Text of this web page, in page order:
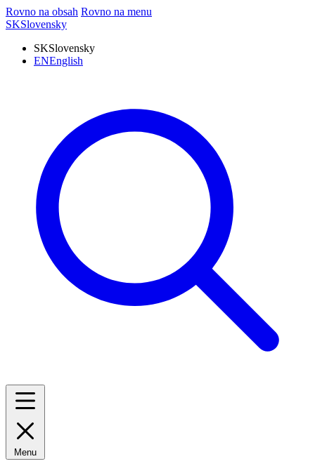
Rovno na obsah Rovno na menu
SKSlovensky
SKSlovensky
ENEnglish
Menu